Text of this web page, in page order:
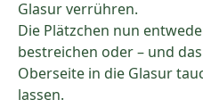
Glasur verrühren.
Die Plätzchen nun
bestreichen oder – und
Oberseite in die Glasur
lassen.